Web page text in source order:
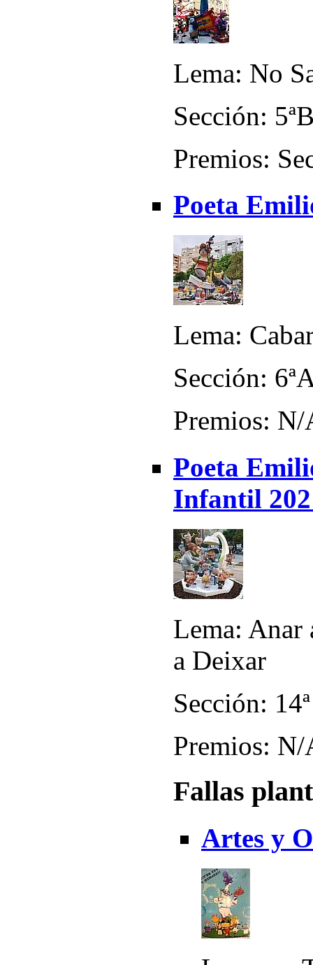
Lema: No
Sección:
Premios:
Poeta
Lema:
Sección:
Premios: N/
Poeta
Infantil
Lema: Anar
a Deixar
Sección: 14ª
Premios: N/
Fallas
Artes y